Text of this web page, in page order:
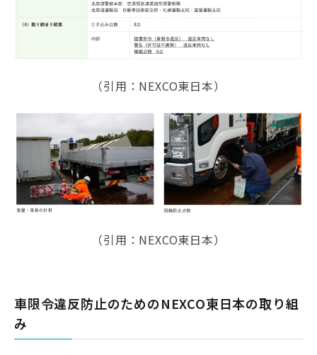
（引用：NEXCO東日本）
（引用：NEXCO東日本）
車限令違反防止のためのNEXCO東日本の取り組
み